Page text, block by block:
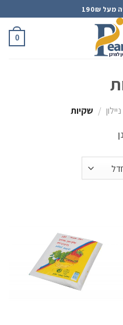
190₪
0
/ שקיות